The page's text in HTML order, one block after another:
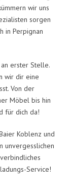
wir uns
sorgen
in Perpignan
erster Stelle.
wir dir eine
Von der
Möbel bis hin
für dich da!
Koblenz und
unvergesslichen
Service!